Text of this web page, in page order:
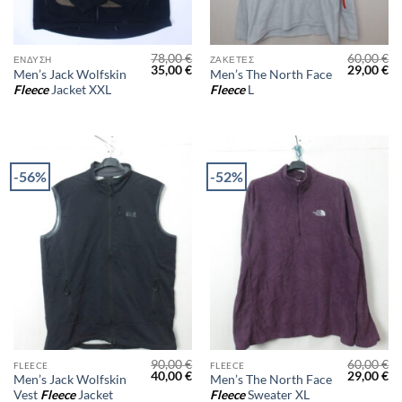
ΈΝΔΥΣΗ
Men’s Jack Wolfskin
FleeceJacket XXL
78,00€
Original
price
35,00€Η
τρέχουσα
τιμή
ΖΑΚΈΤΕΣ
Men’s The North Face
FleeceL
60,00€
Original
price
29,00€Η
-56%
FLEECE
Men’s Jack Wolfskin
Vest FleeceJacket
90,00€
Original
price
40,00€Η
τρέχουσα
τιμή
-52%
FLEECE
Men’s The North Face
FleeceSweater XL
60,00€
Original
price
29,00€Η